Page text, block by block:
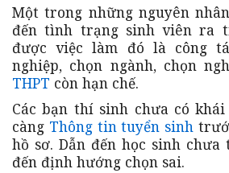
Một trong những nguyên
đến tình trạng sinh viên ra
được việc làm đó là công
nghiệp, chọn ngành, chọn
THPT còn hạn chế.
Các bạn thí sinh chưa có
càng Thông tin tuyển sinh
hồ sơ. Dẫn đến học sinh
đến định hướng chọn sai.